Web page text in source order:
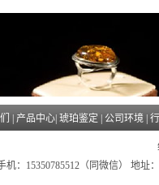
产品中心 琥珀鉴定 公司环境
机：15350785512（同微信） 地